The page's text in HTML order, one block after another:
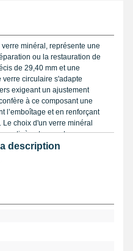
minéral, représente une
ou la restauration de
de 29,40 mm et une
verre circulaire s'adapte
exigeant un ajustement
à ce composant une
l’emboîtage et en renforçant
choix d'un verre minéral
à votre montre une
contre les rayures
un ajustement parfait,
de poussière sur les
Pour une pose
sur un support adapté ; le
description